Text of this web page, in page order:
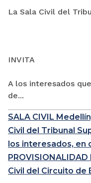
La Sala Civil del
INVITA
A los interesados
de...
SALA CIVIL
Civil del Tribunal
los interesados, en
Civil del Circuito de